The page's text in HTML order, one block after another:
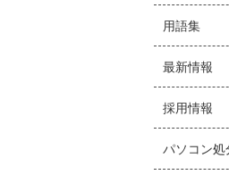
用語集
最新情報
採用情報
パソコン処